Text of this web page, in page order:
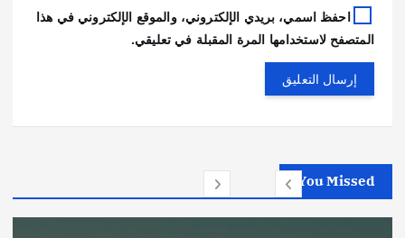
احفظ اسمي، بريدي الإلكتروني، والموقع الإلكتروني في هذا
المتصفح لاستخدامها المرة المقبلة في تعليقي.
You Missed